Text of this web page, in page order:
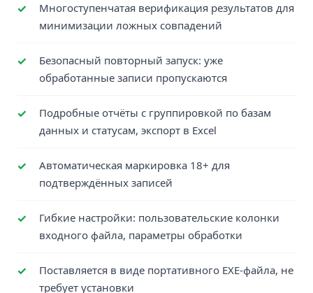
Многоступенчатая верификация результатов для
минимизации ложных совпадений
Безопасный повторный запуск: уже
обработанные записи пропускаются
Подробные отчёты с группировкой по базам
данных и статусам, экспорт в Excel
Автоматическая маркировка 18+ для
подтверждённых записей
Гибкие настройки: пользовательские колонки
входного файла, параметры обработки
Поставляется в виде портативного EXE-файла, не
требует установки